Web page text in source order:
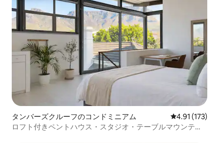
タンバーズクルーフのコンドミニアム レビュー173
4.91 (173)
ロフト付きペントハウス・スタジオ・テーブルマウンテン